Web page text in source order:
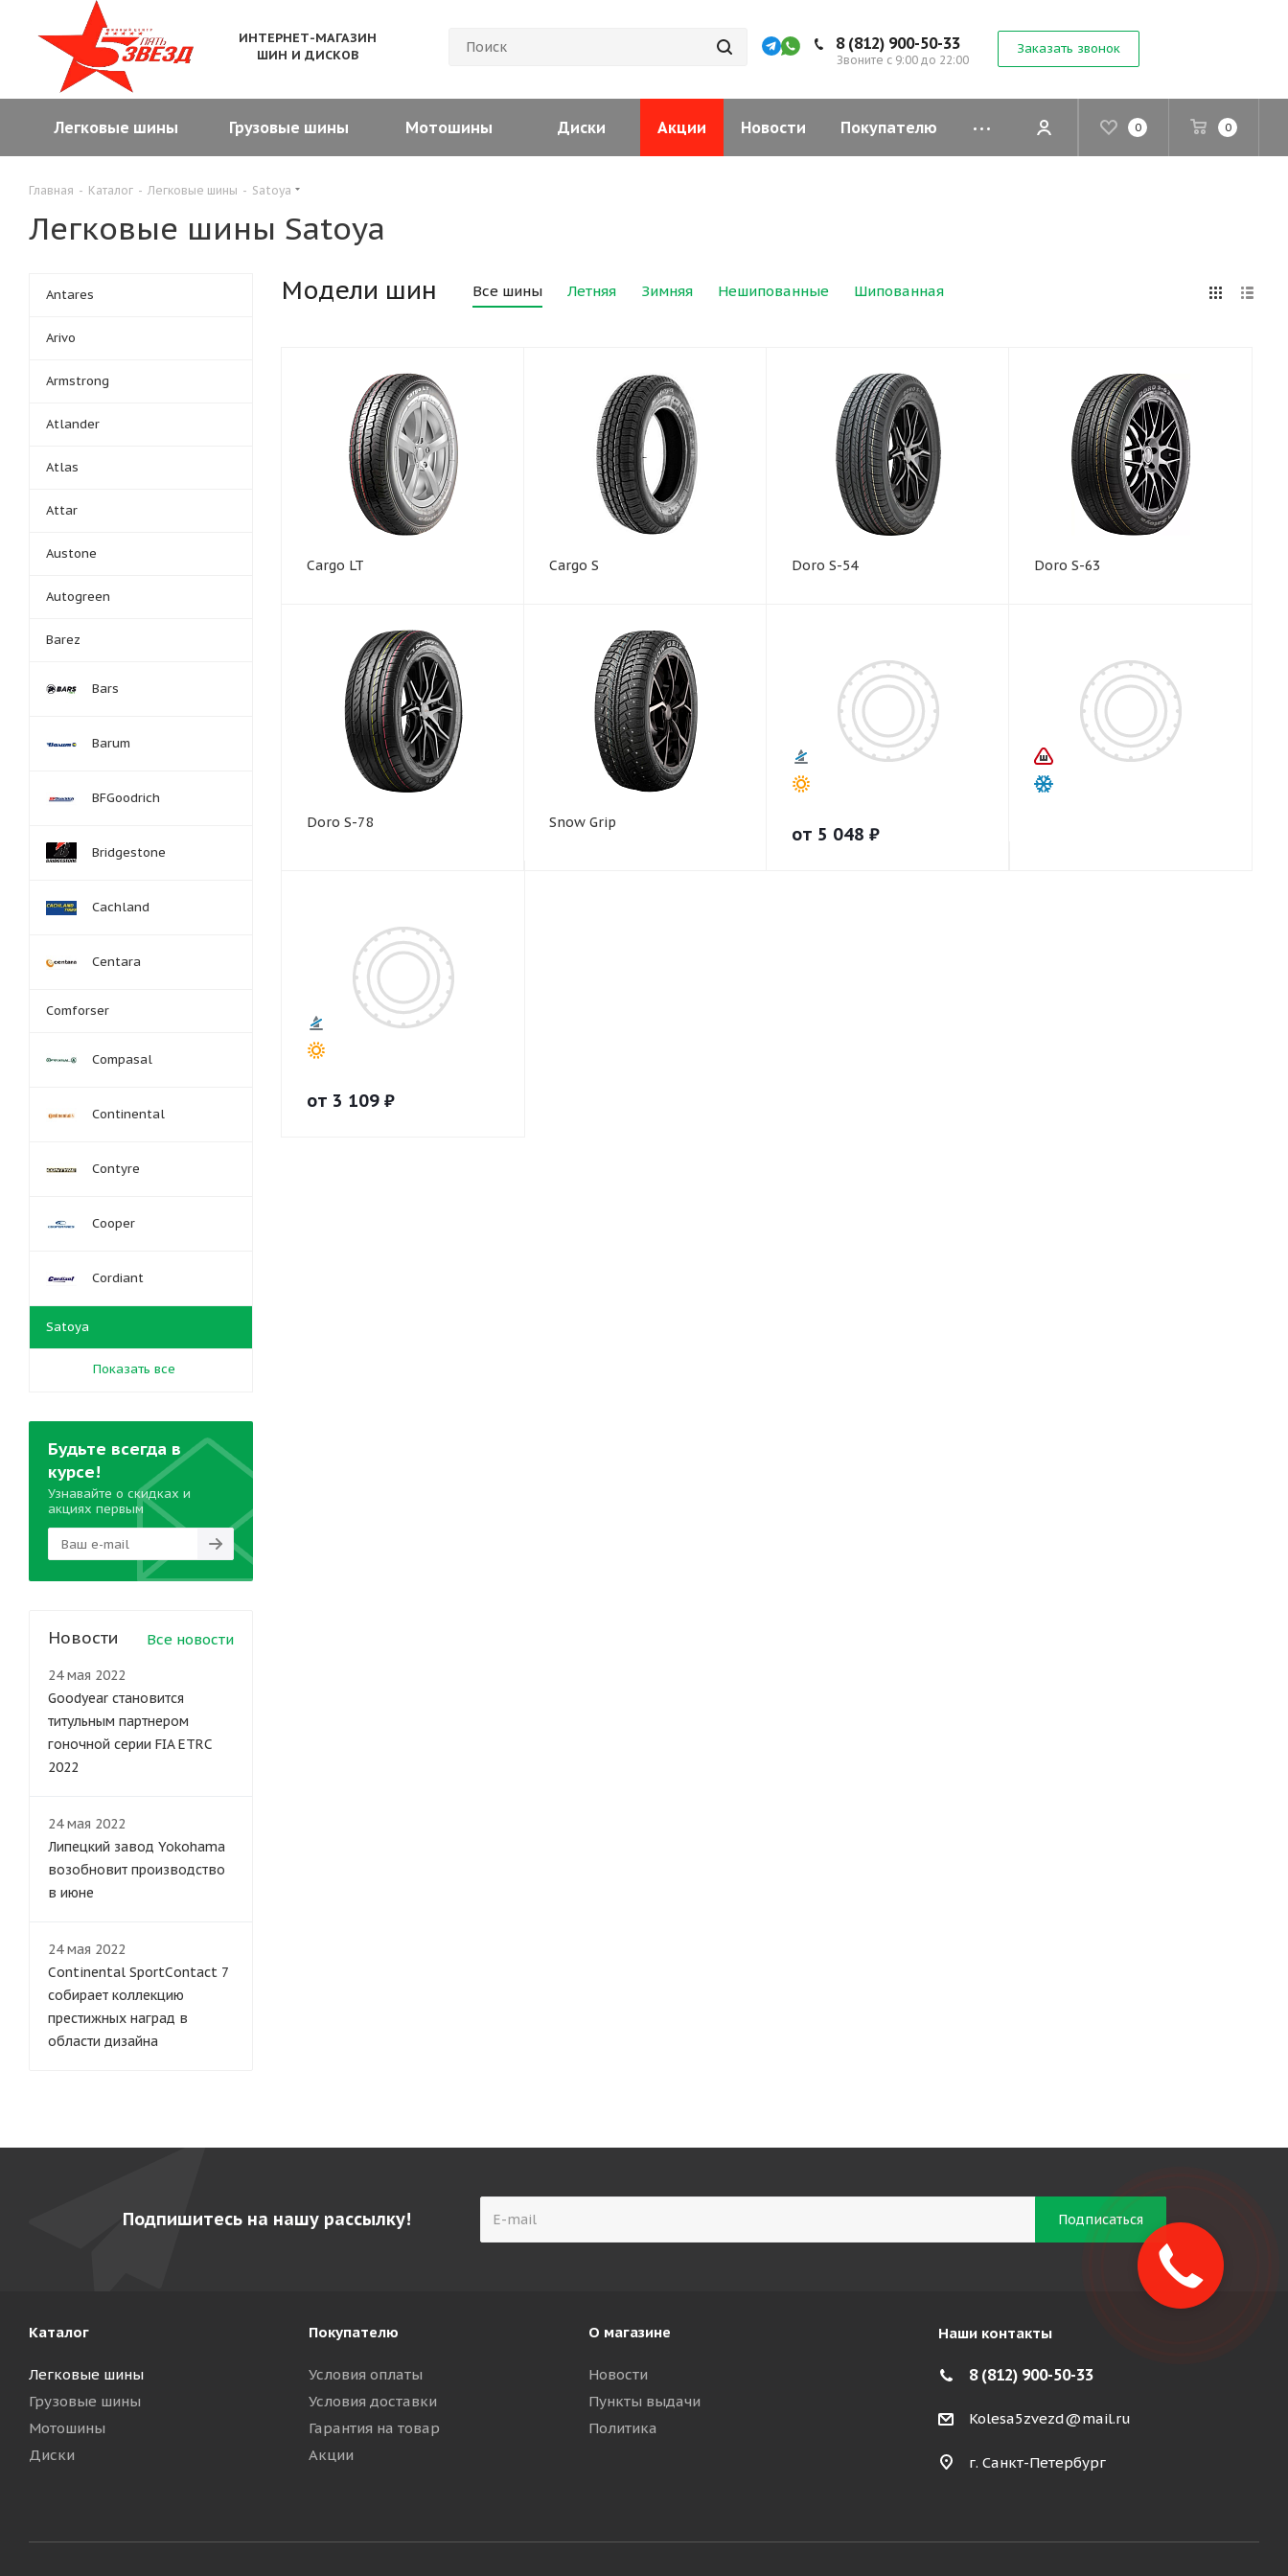
ИНТЕРНЕТ-МАГАЗИН
ШИН И ДИСКОВ
8 (812) 900-50-33
Звоните с 9:00 до 22:00
Заказать звонок
0 0
Легковые шины Грузовые шины Мотошины Диски Акции Новости Покупателю
Главная - Каталог - Легковые шины - Satoya
Легковые шины Satoya
Модели шин Все шины Летняя Зимняя Нешипованные Шипованная
Cargo LT Cargo S Doro S-54 Doro S-63
Doro S-78 Snow Grip
от 5 048 ₽
от 3 109 ₽
Antares
Arivo
Armstrong
Atlander
Atlas
Attar
Austone
Autogreen
Barez
Bars
Barum
BFGoodrich
Bridgestone
Cachland
Centara
Comforser
Compasal
Continental
Contyre
Cooper
Cordiant
Satoya
Показать все
Будьте всегда в
курсе!
Узнавайте о скидках и
акциях первым
Новости Все новости
24 мая 2022
Goodyear становится
титульным партнером
гоночной серии FIA ETRC
2022
24 мая 2022
Липецкий завод Yokohama
возобновит производство
в июне
24 мая 2022
Continental SportContact 7
собирает коллекцию
престижных наград в
области дизайна
Подпишитесь на нашу рассылку!
Каталог
Легковые шины
Грузовые шины
Мотошины
Диски
Покупателю
Условия оплаты
Условия доставки
Гарантия на товар
Акции
О магазине
Новости
Пункты выдачи
Политика
Наши контакты
8 (812) 900-50-33
Kolesa5zvezd@mail.ru
г. Санкт-Петербург